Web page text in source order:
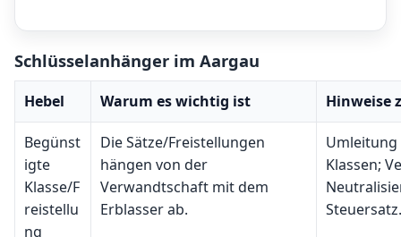
Schlüsselanhänger im Aargau
Hebel Warum es wichtig ist Hinweise
Begünst
igte
Klasse/F
reistellu
ng
Die Sätze/Freistellungen
hängen von der
Verwandtschaft mit dem
Erblasser ab.
Klassen;
Steuersatz.